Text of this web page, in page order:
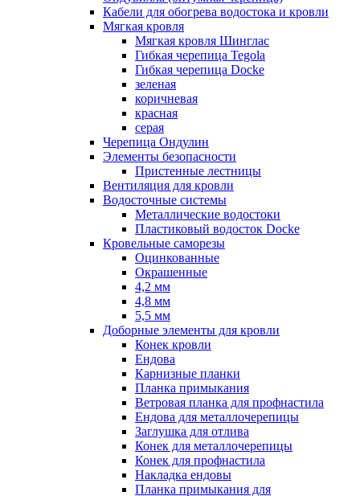
Кабели для обогрева водостока и кровли
Мягкая кровля
Мягкая кровля Шинглас
Гибкая черепица Tegola
Гибкая черепица Docke
зеленая
коричневая
красная
серая
Черепица Ондулин
Элементы безопасности
Пристенные лестницы
Вентиляция для кровли
Водосточные системы
Металлические водостоки
Пластиковый водосток Docke
Кровельные саморезы
Оцинкованные
Окрашенные
4,2 мм
4,8 мм
5,5 мм
Доборные элементы для кровли
Конек кровли
Ендова
Карнизные планки
Планка примыкания
Ветровая планка для профнастила
Ендова для металлочерепицы
Заглушка для отлива
Конек для металлочерепицы
Конек для профнастила
Накладка ендовы
Планка примыкания для